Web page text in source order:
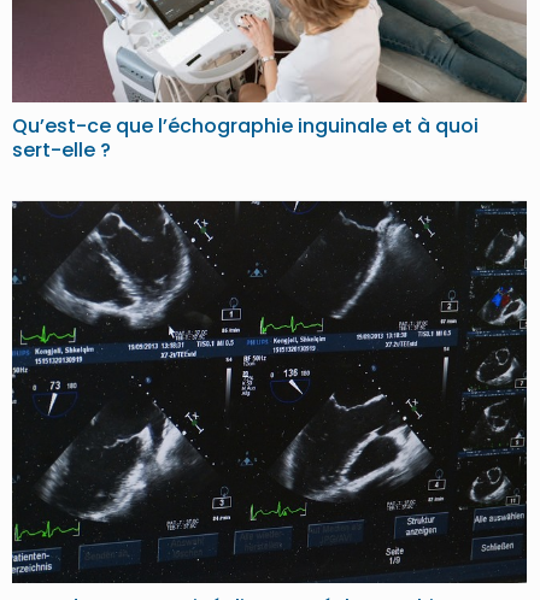
Qu’est-ce que l’échographie inguinale et à quoi
sert-elle ?